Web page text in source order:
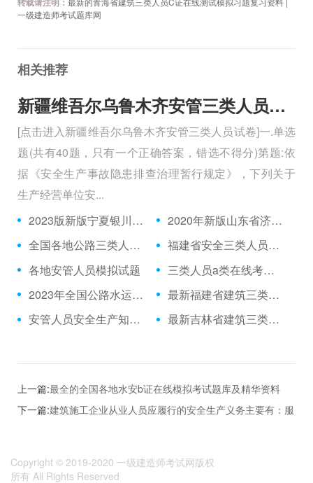
一级建造师考试题库网
相关推荐
新疆维吾尔乌鲁木齐安管三类人员试卷
[点击进入新疆维吾尔乌鲁木齐安管三类人员试卷]一.单选
题(共有40题，只有一个正确答案，错选不得分)第题:依
据《安全生产事故隐患排查治理暂行规定》，下列关于
生产经营单位安...
2023版新版宁夏银川水利部三类人员C证答题
2020年新版山东省济南水利水电工程施工企业安全生产管理人员c证考试试题跟重点资料
全国各地公路三类人员C证在线模拟真题库跟培训
福建省安全三类人员模拟题库
各地安管人员模拟试题
三类人员a类在线考试真题库和基础知识
2023年全国公路水运安管人员预习题
最新福建省建筑三类人员A证真题刷题app
安管人员安全生产知识在线模拟习题带测试
最新吉林省建筑三类人员C证考试试题与精华资料
上一篇:最全的全国各地水安b证在线模拟考试题库及精华资料
下一篇:建筑施工企业从业人员应履行的安全生产义务主要有：服
Copyright © 2019-2020 一级建造师考试网版权
所有 All Rights Reserved